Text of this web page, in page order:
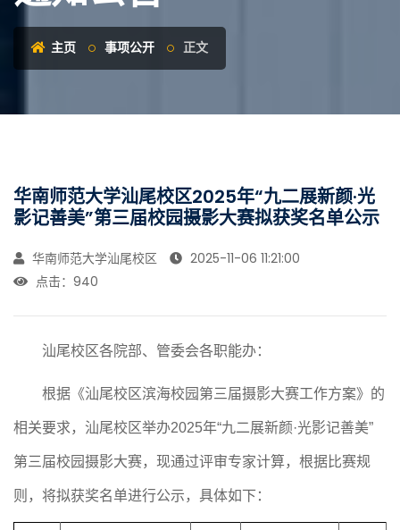
主页 事项公开 正文
华南师范大学汕尾校区2025年“九二展新颜·光
影记善美”第三届校园摄影大赛拟获奖名单公示
华南师范大学汕尾校区
2025-11-06 11:21:00
点击： 940
汕尾校区各院部、管委会各职能办：
根据《汕尾校区滨海校园第三届摄影大赛工作方案》的
相关要求，汕尾校区举办2025年“九二展新颜·光影记善美”
第三届校园摄影大赛，现通过评审专家计算，根据比赛规
则，将拟获奖名单进行公示，具体如下：